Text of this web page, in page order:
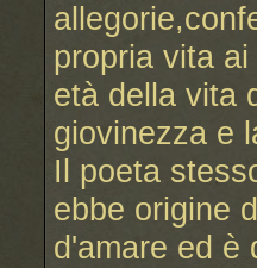
propria vita
età della vita
giovinezza e
Il poeta
ebbe origine
d'amare ed è